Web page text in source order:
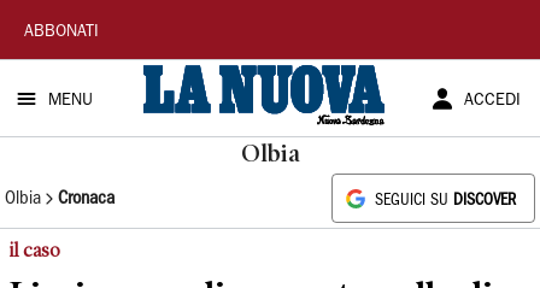
La
Nuova
Sardegna
ABBONATI
MENU ACCEDI
Olbia
Olbia Cronaca SEGUICI SU DISCOVER
il caso